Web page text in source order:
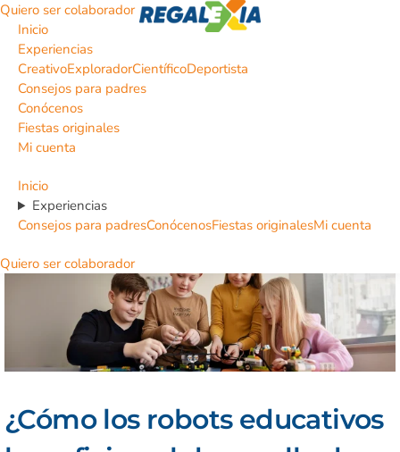
Quiero ser colaborador
Inicio
Experiencias
CreativoExploradorCientíficoDeportista
Consejos para padres
Conócenos
Fiestas originales
Mi cuenta
Inicio
Experiencias
Consejos para padresConócenosFiestas originalesMi cuenta
Quiero ser colaborador
¿Cómo los robots educativos